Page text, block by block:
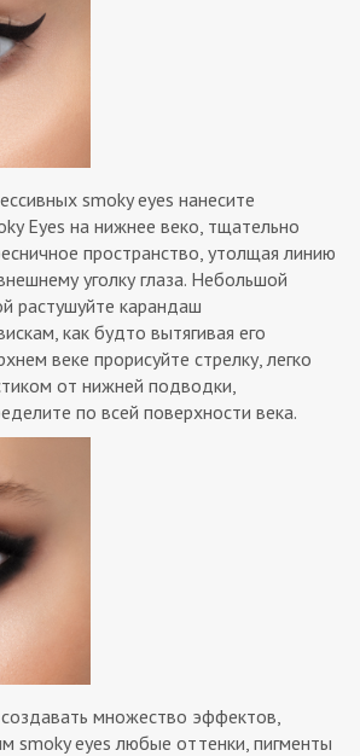
smoky eyes нанесите
Eyes на нижнее веко, тщательно
пространство, утолщая линию
уголку глаза. Небольшой
растушуйте карандаш
как будто вытягивая его
веке прорисуйте стрелку, легко
от нижней подводки,
по всей поверхности века.
множество эффектов,
smoky eyes любые оттенки, пигменты